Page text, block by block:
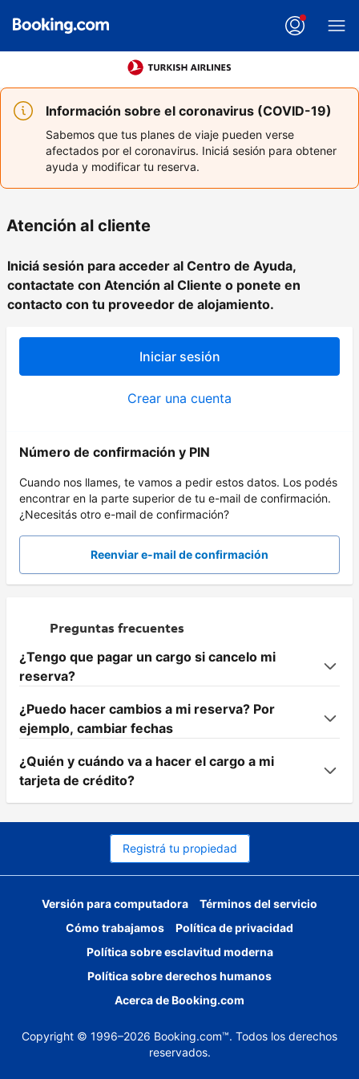
Información sobre el coronavirus (COVID-19)
Sabemos que tus planes de viaje pueden verse
afectados por el coronavirus. Iniciá sesión para obtener
ayuda y modificar tu reserva.
Atención al cliente
Iniciá sesión para acceder al Centro de Ayuda,
contactate con Atención al Cliente o ponete en
contacto con tu proveedor de alojamiento.
Iniciar sesión
Crear una cuenta
Número de confirmación y PIN
Cuando nos llames, te vamos a pedir estos datos. Los podés
encontrar en la parte superior de tu e-mail de confirmación.
¿Necesitás otro e-mail de confirmación?
Reenviar e-mail de confirmación
Preguntas frecuentes
¿Tengo que pagar un cargo si cancelo mi
reserva?
¿Puedo hacer cambios a mi reserva? Por
ejemplo, cambiar fechas
¿Quién y cuándo va a hacer el cargo a mi
tarjeta de crédito?
Registrá tu propiedad
Versión para computadora
Términos del servicio
Cómo trabajamos
Política de privacidad
Política sobre esclavitud moderna
Política sobre derechos humanos
Acerca de Booking.com
Copyright © 1996–2026 Booking.com™. Todos los derechos
reservados.